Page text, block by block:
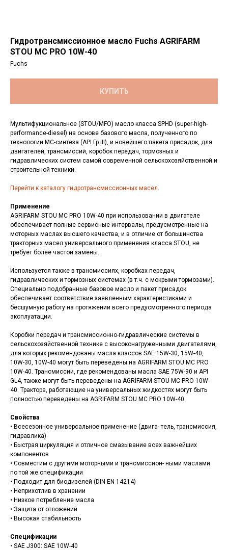
Гидротрансмиссионное масло Fuchs AGRIFARM
STOU MC PRO 10W-40
Fuchs
КУПИТЬ
Мультифукциональное (STOU/MFO) масло класса SPHD (super-high-
performance-diesel) на основе базового масла, полученного по
технологии МС-синтеза (API Гр.III), и новейшего пакета присадок, для
двигателей, трансмиссий, коробок передач, тормозных и
гидравлических систем самой современной сельскохозяйственной и
строительной техники.
Перейти к каталогу гидротрансмиссионных масел.
Применение
AGRIFARM STOU MC PRO 10W-40 при использовании в двигателе
обеспечивает полные сервисные интервалы, предусмотренные на
моторных маслах высшего качества, и в отличие от большинства
тракторных масел универсального применения класса STOU, не
требует более частой замены.
Используется также в трансмиссиях, коробках передач,
гидравлических и тормозных системах (в т.ч. с мокрыми тормозами).
Специально подобранные базовое масло и пакет присадок
обеспечивает соответствие заявленным характеристиками и
бесшумную работу на протяжении всего предусмотренного периода
эксплуатации.
Коробки передач и трансмиссионно-гидравлические системы в
сельскохозяйственной технике с высоконагруженными двигателями,
для которых рекомендованы масла классов SAE 15W-30, 15W-40,
10W-30, 10W-40 могут быть переведены на AGRIFARM STOU MC PRO
10W-40. Трансмиссии, где рекомендованы масла SAE 75W-90 и API
GL4, также могут быть переведены на AGRIFARM STOU MC PRO 10W-
40. Трактора, работающие на универсальных жидкостях могут быть
полностью переведены на AGRIFARM STOU MC PRO 10W-40.
Свойства
• Всесезонное универсальное применение (двига- тель, трансмиссия,
гидравлика)
• Быстрая циркуляция и отличное смазывание всех важнейших
компонентов
• Совместим с другими моторными и трансмиссион- ными маслами
по той же спецификации
• Подходит для биодизелей (DIN EN 14214)
• Неприхотлив в хранении
• Низкое потребление масла
• Защита от отложений
• Высокая стабильность
Спецификации
• SAE J300: SAE 10W-40